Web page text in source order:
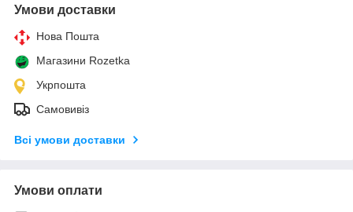
Умови доставки
Нова Пошта
Магазини Rozetka
Укрпошта
Самовивіз
Всі умови доставки
Умови оплати